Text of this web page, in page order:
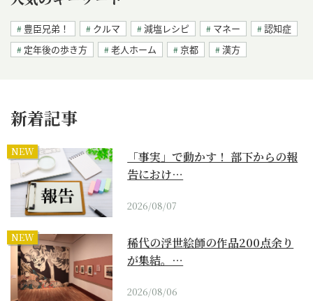
豊臣兄弟！ クルマ 減塩レシピ マネー
認知症
定年後の歩き方
老人ホーム 京都 漢方
新着記事
NEW
「事実」で動かす！ 部下からの報
告におけ…
2026/08/07
NEW
稀代の浮世絵師の作品200点余り
が集結。…
2026/08/06